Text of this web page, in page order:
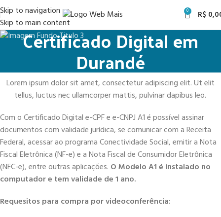
Skip to navigation
Skip to main content
0 R$
Certificado Digital em
Durandé
Lorem ipsum dolor sit amet, consectetur adipiscing elit. Ut elit
tellus, luctus nec ullamcorper mattis, pulvinar dapibus leo.
Com o Certificado Digital e-CPF e e-CNPJ A1 é possível assinar
documentos com validade jurídica, se comunicar com a Receita
Federal, acessar ao programa Conectividade Social, emitir a Nota
Fiscal Eletrônica (NF-e) e a Nota Fiscal de Consumidor Eletrônica
(NFC-e), entre outras aplicações. O Modelo A1 é instalado no
computador e tem validade de 1 ano.
Requesitos para compra por videoconferência: